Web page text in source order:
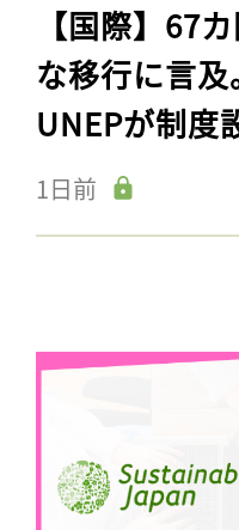
【国際】67
な移行に言及
UNEPが制度
1日前